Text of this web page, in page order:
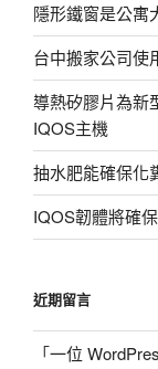
隱形鐵窗是公寓
台中搬家公司使
導熱矽膠片為新
IQOS主機
抽水肥能確保化
IQOS韌體將確
近期留言
「一位